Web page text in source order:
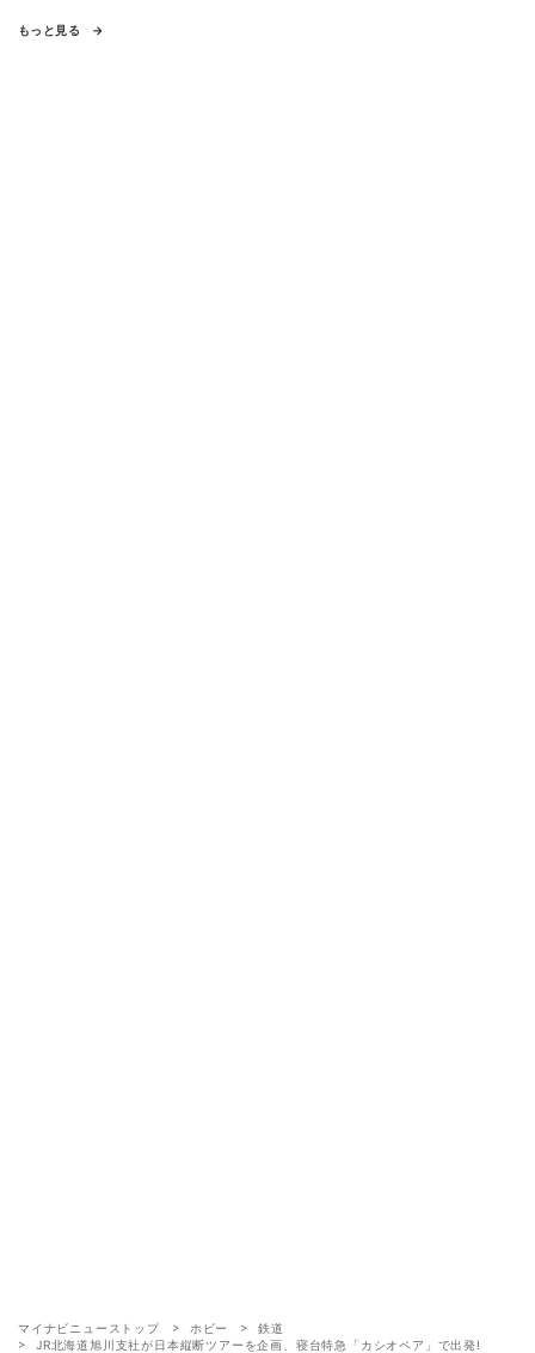
もっと見る
マイナビニューストップ ホビー
鉄道
JR北海道旭川支社が日本縦断ツアーを企画、寝台特急「カシオペア」で出発!